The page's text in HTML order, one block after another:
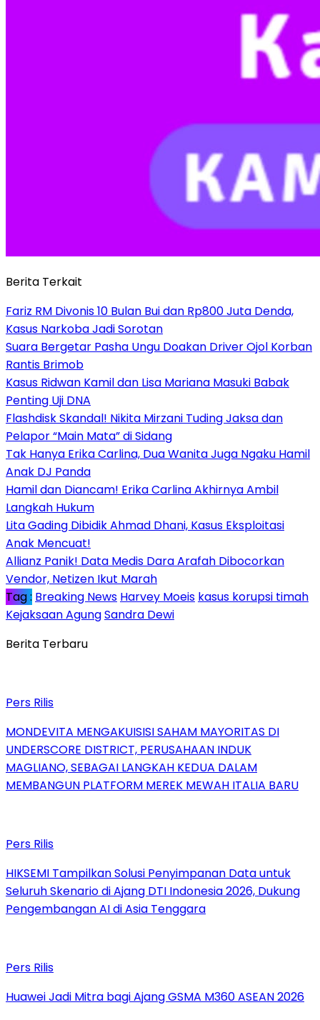
Berita Terkait
Fariz RM Divonis 10 Bulan Bui dan Rp800 Juta Denda,
Kasus Narkoba Jadi Sorotan
Suara Bergetar Pasha Ungu Doakan Driver Ojol Korban
Rantis Brimob
Kasus Ridwan Kamil dan Lisa Mariana Masuki Babak
Penting Uji DNA
Flashdisk Skandal! Nikita Mirzani Tuding Jaksa dan
Pelapor “Main Mata” di Sidang
Tak Hanya Erika Carlina, Dua Wanita Juga Ngaku Hamil
Anak DJ Panda
Hamil dan Diancam! Erika Carlina Akhirnya Ambil
Langkah Hukum
Lita Gading Dibidik Ahmad Dhani, Kasus Eksploitasi
Anak Mencuat!
Allianz Panik! Data Medis Dara Arafah Dibocorkan
Vendor, Netizen Ikut Marah
Tag : Breaking News Harvey Moeis kasus korupsi timah
Kejaksaan AgungSandra Dewi
Berita Terbaru
Pers Rilis
MONDEVITA MENGAKUISISI SAHAM MAYORITAS DI
UNDERSCORE DISTRICT, PERUSAHAAN INDUK
MAGLIANO, SEBAGAI LANGKAH KEDUA DALAM
MEMBANGUN PLATFORM MEREK MEWAH ITALIA BARU
Pers Rilis
HIKSEMI Tampilkan Solusi Penyimpanan Data untuk
Seluruh Skenario di Ajang DTI Indonesia 2026, Dukung
Pengembangan AI di Asia Tenggara
Pers Rilis
Huawei Jadi Mitra bagi Ajang GSMA M360 ASEAN 2026